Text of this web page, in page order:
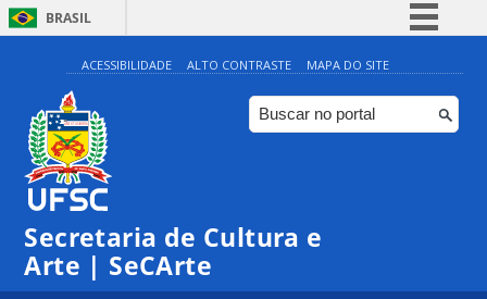
BRASIL
Simplifique!
Comunica BR
Participe
ACESSIBILIDADE ALTO CONTRASTE MAPA DO SITE
Secretaria de Cultura e
Arte | SeCArte
0:00
1:00